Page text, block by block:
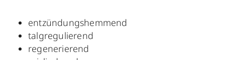
entzündungshemmend
talgregulierend
regenerierend